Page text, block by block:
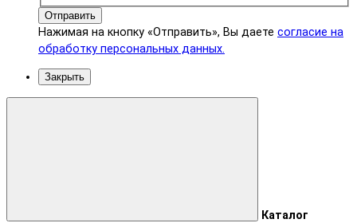
Отправить
Нажимая на кнопку «Отправить», Вы даете согласие на
обработку персональных данных.
Закрыть
Каталог